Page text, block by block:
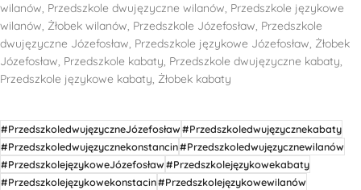
wilanów, Przedszkole dwujęzyczne wilanów, Przedszkole językowe
wilanów, Żłobek wilanów, Przedszkole Józefosław, Przedszkole
dwujęzyczne Józefosław, Przedszkole językowe Józefosław, Żłobek
Józefosław, Przedszkole kabaty, Przedszkole dwujęzyczne kabaty,
Przedszkole językowe kabaty, Żłobek kabaty
#PrzedszkoledwujęzyczneJózefosław#Przedszkoledwujęzycznekabaty
#Przedszkoledwujęzycznekonstancin#Przedszkoledwujęzycznewilanów
#PrzedszkolejęzykoweJózefosław#Przedszkolejęzykowekabaty
#Przedszkolejęzykowekonstacin#Przedszkolejęzykowewilanów